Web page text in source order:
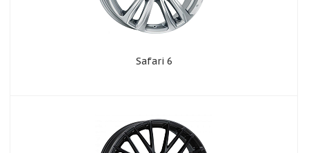
Safari 6